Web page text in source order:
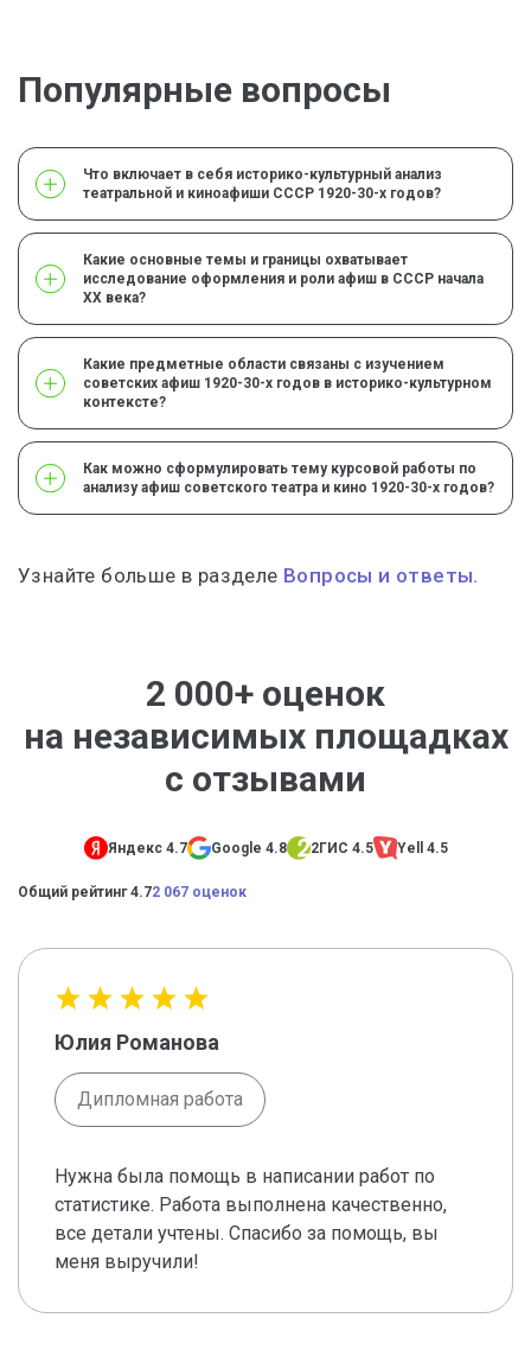
Популярные вопросы
Что включает в себя историко-культурный анализ
театральной и киноафиши СССР 1920-30-х годов?
Какие основные темы и границы охватывает
исследование оформления и роли афиш в СССР начала
XX века?
Какие предметные области связаны с изучением
советских афиш 1920-30-х годов в историко-культурном
контексте?
Как можно сформулировать тему курсовой работы по
анализу афиш советского театра и кино 1920-30-х годов?
Узнайте больше в разделе Вопросы и ответы.
2 000+ оценок
на независимых площадках
с отзывами
Яндекс 4.7 Google 4.8 2ГИС 4.5 Yell 4.5
Общий рейтинг 4.72 067 оценок
Юлия Романова
Дипломная работа
Нужна была помощь в написании работ по
статистике. Работа выполнена качественно,
все детали учтены. Спасибо за помощь, вы
меня выручили!